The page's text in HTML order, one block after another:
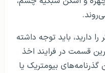
دارید، باید توجه داشته
قسمت در فرایند اخذ
بیومتریک یا